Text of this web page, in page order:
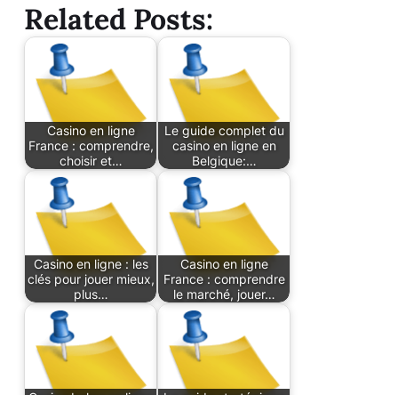
Related Posts:
Casino en ligne
France : comprendre,
choisir et…
Le guide complet du
casino en ligne en
Belgique:…
Casino en ligne : les
clés pour jouer mieux,
plus…
Casino en ligne
France : comprendre
le marché, jouer…